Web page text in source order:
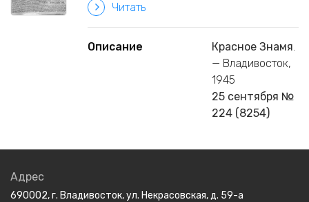
Читать
Описание Красное Знамя.
— Владивосток,
1945
25 сентября №
224 (8254)
Адрес
690002, г. Владивосток, ул. Некрасовская, д. 59-а